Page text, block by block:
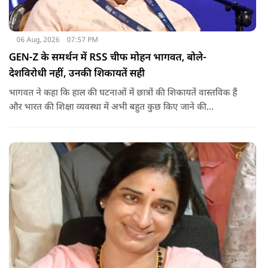
06 Aug, 2026 07:57 PM
GEN-Z के समर्थन में RSS चीफ मोहन भागवत, बोले-
देशविरोधी नहीं, उनकी शिकायतें सही
भागवत ने कहा कि हाल की घटनाओं में छात्रों की शिकायतें वास्तविक हैं
और भारत की शिक्षा व्यवस्था में अभी बहुत कुछ किए जाने की